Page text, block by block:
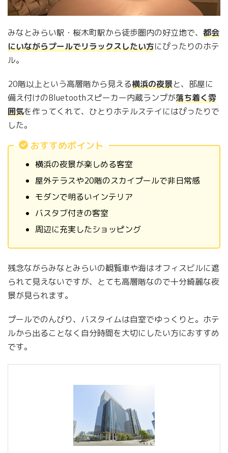
みなとみらい駅・桜木町駅から徒歩圏内の好立地で、 都会
にいながらプールでリラックスしたい方にぴったりのホテ
ル。
20階以上という高層階から見える横浜の夜景と、部屋に
備え付けのBluetoothスピーカー内蔵ランプが落ち着く雰
囲気を作ってくれて、ひとりホテルステイにはぴったりで
した。
おすすめポイント
横浜の夜景が楽しめる客室
屋外テラスや20階のスカイプールで非日常感
モダンで明るいインテリア
バスタブ付きの客室
周辺に充実したショッピング
残念ながらみなとみらいの観覧車や海はオフィスビルに遮
られて見えないですが、とても高層階なので十分綺麗な夜
景が見られます。
プールでのんびり、バスタイムは自室でゆっくりと。ホテ
ルから出ることなく自分時間を大切にしたい方におすすめ
です。